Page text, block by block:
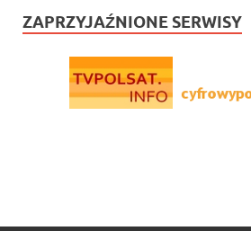
ZAPRZYJAŹNIONE SERWISY